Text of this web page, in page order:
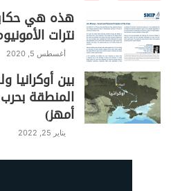
هذه هي
نترات
أغسطس 5, 2020
بين
المنطقة
أمهز)
يناير 25, 2022